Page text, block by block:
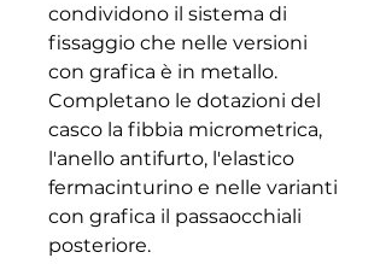
condividono il sistema di
fissaggio che nelle versioni
con grafica è in metallo.
Completano le dotazioni del
casco la fibbia micrometrica,
l'anello antifurto, l'elastico
fermacinturino e nelle varianti
con grafica il passaocchiali
posteriore.